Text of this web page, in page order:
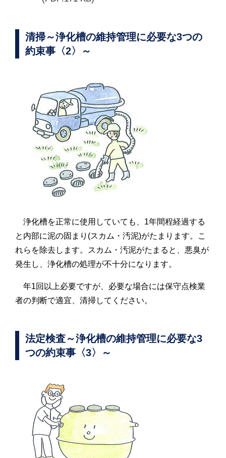
清掃～浄化槽の維持管理に必要な3つの
約束事〈2〉～
浄化槽を正常に使用していても、1年間程経過する
と内部に泥の固まり(スカム・汚泥)がたまります。こ
れらを除去します。スカム・汚泥がたまると、悪臭が
発生し、浄化槽の処理が不十分になります。
年1回以上必要ですが、必要な場合には保守点検業
者の判断で適宜、清掃してください。
法定検査～浄化槽の維持管理に必要な3
つの約束事〈3〉～